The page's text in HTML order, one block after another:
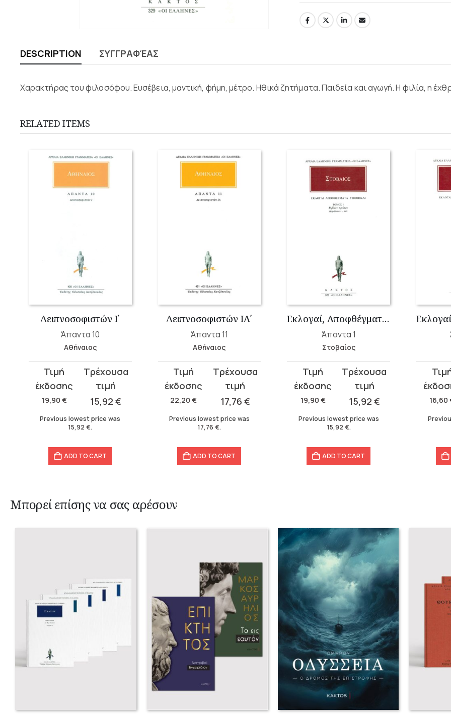
DESCRIPTION ΣΥΓΓΡΑΦΈΑΣ
Χαρακτήρας του φιλοσόφου. Ευσέβεια, μαντική, φήμη, μέτρο. Ηθικά ζητήματα. Παιδεία και αγωγή. Η φιλία, η
RELATED ITEMS
Δειπνοσοφιστών Ι΄
Άπαντα 10
Αθήναιος
19,90 €
Original
price
was:
19,90 €.
15,92€
Current
price
15,92 €.
Previous lowest price was
15,92€.
ADD TO CART
Δειπνοσοφιστών ΙΑ΄
Άπαντα 11
Αθήναιος
22,20€
Original
price
was:
22,20 €.
17,76 €
Current
price
17,76 €.
Previous lowest price was
17,76€.
ADD TO CART
Εκλογαί, Αποφθέγματα, Υποθήκαι Α΄ 1-19
Άπαντα 1
Στοβαίος
19,90 €
Original
price
was:
19,90 €.
15,92 €
Current
price
15,92 €.
Previous lowest price was
15,92 €.
ADD TO CART
16,60
Original
price
was:
16,60 €.
Current
price
13,28 €.
Μπορεί επίσης να σας αρέσουν